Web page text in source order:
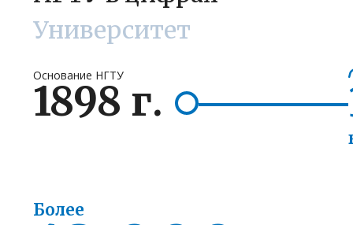
Все Объявления
Университет
Основание НГТУ
1898 г.
Более